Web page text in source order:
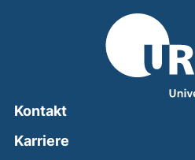
Kontakt
Karriere